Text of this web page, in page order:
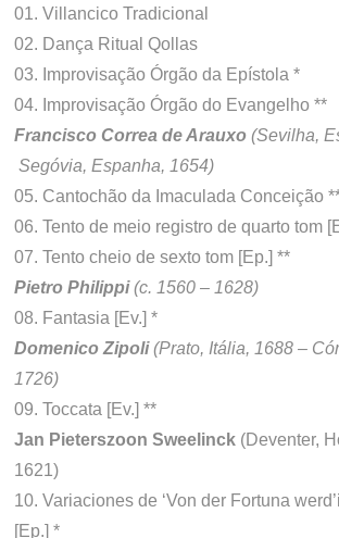
01. Villancico Tradicional
02. Dança Ritual Qollas
03. Improvisação Órgão da Epístola *
04. Improvisação Órgão do Evangelho **
Francisco Correa de Arauxo (Sevilha,
Segóvia, Espanha, 1654)
05. Cantochão da Imaculada Conceição
06. Tento de meio registro de quarto tom
07. Tento cheio de sexto tom [Ep.] **
Pietro Philippi(c. 1560 – 1628)
08. Fantasia [Ev.] *
Domenico Zipoli(Prato, Itália, 1688 –
1726)
09. Toccata [Ev.] **
Jan Pieterszoon Sweelinck (Deventer,
1621)
10. Variaciones de ‘Von der Fortuna
[Ep.] *